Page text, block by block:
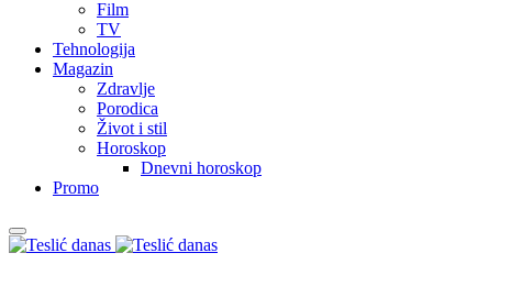
Film
TV
Tehnologija
Magazin
Zdravlje
Porodica
Život i stil
Horoskop
Dnevni horoskop
Promo